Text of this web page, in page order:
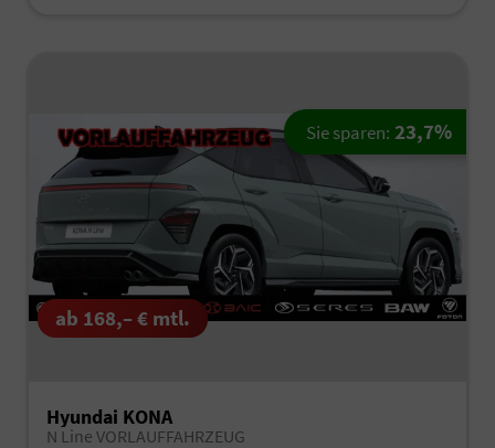
ab 168,– € mtl.
Hyundai KONA
N Line VORLAUFFAHRZEUG
Sie sparen: 23,7%